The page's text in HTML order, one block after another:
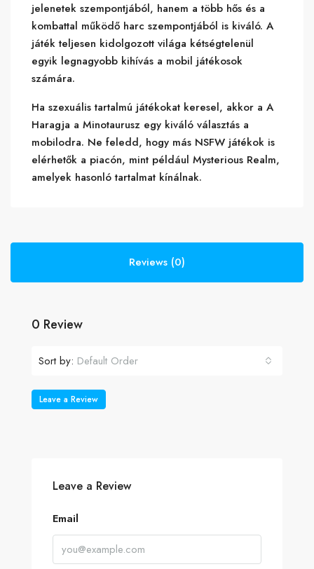
jelenetek szempontjából, hanem a több hős és a
kombattal működő harc szempontjából is kiváló. A
játék teljesen kidolgozott világa kétségtelenül
egyik legnagyobb kihívás a mobil játékosok
számára.
Ha szexuális tartalmú játékokat keresel, akkor a A
Haragja a Minotaurusz egy kiváló választás a
mobilodra. Ne feledd, hogy más NSFW játékok is
elérhetők a piacón, mint például Mysterious Realm,
amelyek hasonló tartalmat kínálnak.
Reviews (0)
0 Review
Sort by: Default Order
Leave a Review
Leave a Review
Email